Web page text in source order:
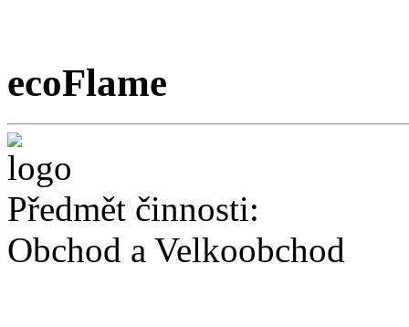
ecoFlame
Předmět činnosti:
Obchod a Velkoobchod